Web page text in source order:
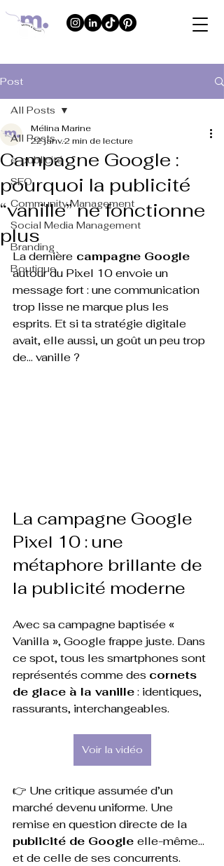
Post
All Posts
e-publicité
SEO
Community Management
Social Media Management
Branding
Boutique
All Posts
Campagne Google :
pourquoi la publicité
“vanille” ne fonctionne
plus
Mélina Marine
22 janv.2 min de lecture
La dernière campagne Google
autour du Pixel 10 envoie un
message fort : une communication
trop lisse ne marque plus les
esprits. Et si ta stratégie digitale
avait, elle aussi, un goût un peu trop
de… vanille ?
La campagne Google
Pixel 10 : une
métaphore brillante de
la publicité moderne
Avec sa campagne baptisée «
Vanilla », Google frappe juste. Dans
ce spot, tous les smartphones sont
représentés comme des cornets
de glace à la vanille : identiques,
rassurants, interchangeables.
Voir la vidéo
👉 Une critique assumée d’un
marché devenu uniforme. Une
remise en question directe de la
publicité de Google elle-même…
et de celle de ses concurrents.